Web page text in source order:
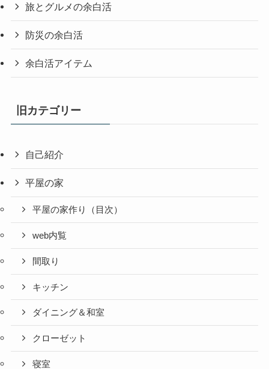
旅とグルメの余白活
防災の余白活
余白活アイテム
旧カテゴリー
自己紹介
平屋の家
平屋の家作り（目次）
web内覧
間取り
キッチン
ダイニング＆和室
クローゼット
寝室